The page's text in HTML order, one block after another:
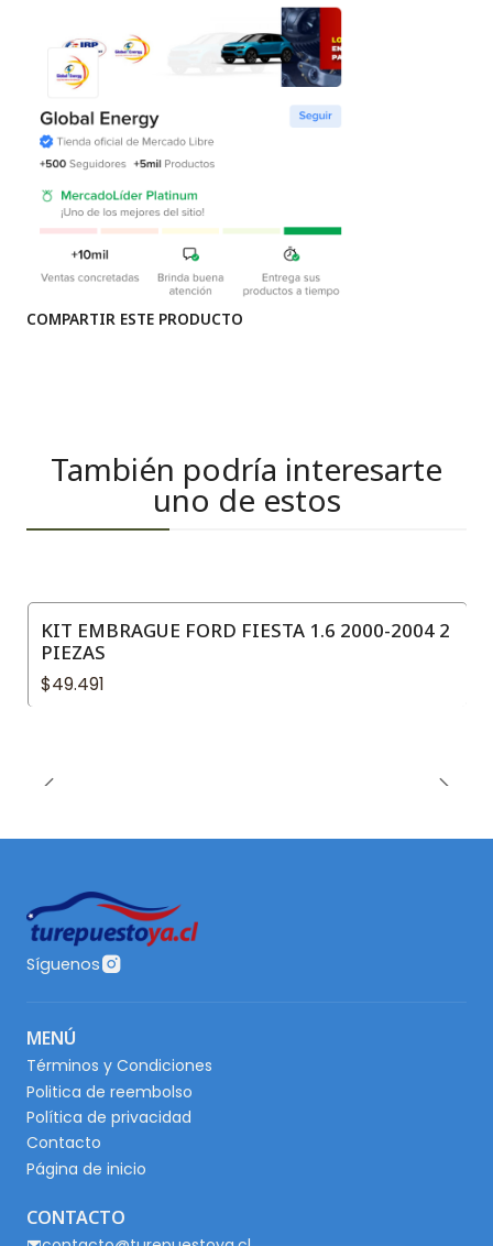
COMPARTIR ESTE PRODUCTO
También podría interesarte
uno de estos
KIT EMBRAGUE FORD FIESTA 1.6 2000-2004 2
PIEZAS
$49.491
Síguenos
MENÚ
Términos y Condiciones
Politica de reembolso
Política de privacidad
Contacto
Página de inicio
CONTACTO